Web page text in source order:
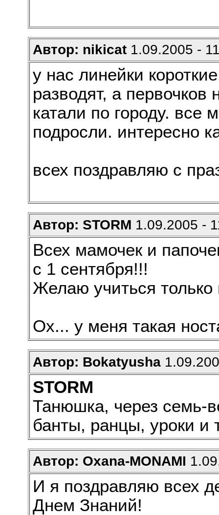
Автор: nikicat1.09.2005 -
у нас линейки
разводят, а
катали по городу. все
подросли. интересно
всех поздравляю с
Автор: STORM 1.09.2005 -
Всех мамочек и
с 1 сентября!!!
Желаю учиться только
Ох... у меня такая
Автор: Bokatyusha
STORM
Танюшка, через семь-
банты, ранцы, уроки и
Автор: Oxana-MONAMI
И я поздравляю всех
Днем Знаний!